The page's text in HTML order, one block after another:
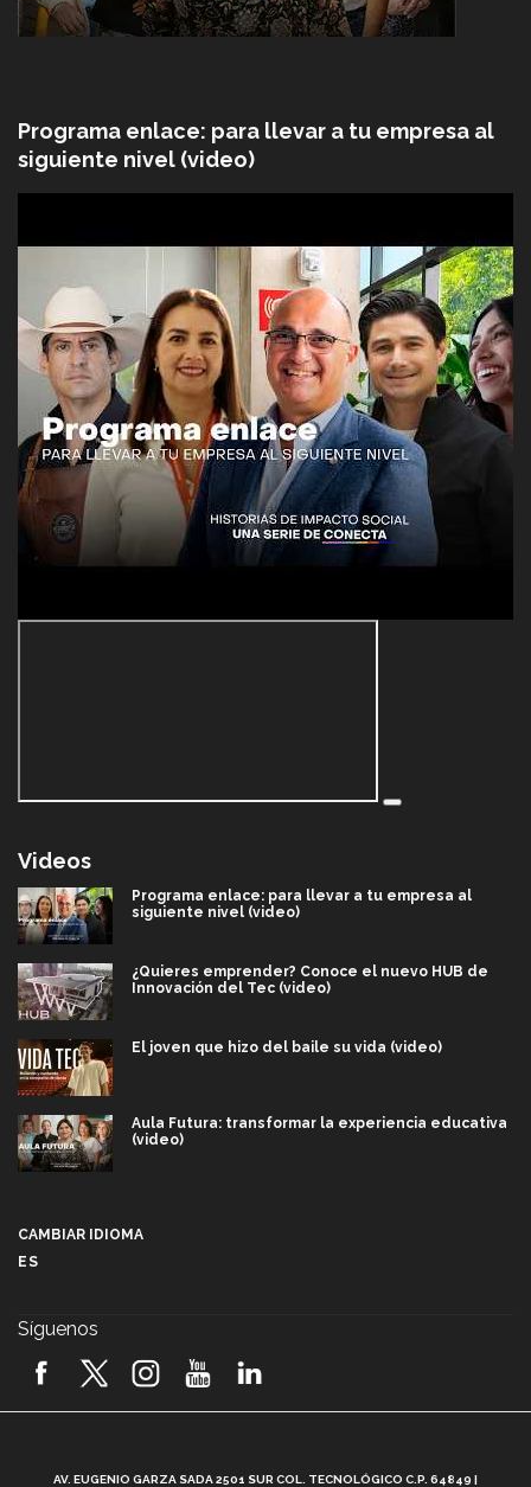
Programa enlace: para llevar a tu empresa al
siguiente nivel (video)
Videos
Programa enlace: para llevar a tu empresa al
siguiente nivel (video)
¿Quieres emprender? Conoce el nuevo HUB de
Innovación del Tec (video)
El joven que hizo del baile su vida (video)
Aula Futura: transformar la experiencia educativa
(video)
2026! (video)
CAMBIAR IDIOMA
ES
Síguenos
AV. EUGENIO GARZA SADA 2501 SUR COL. TECNOLÓGICO C.P. 64849 |